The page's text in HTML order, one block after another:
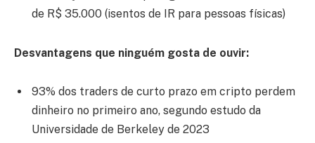
de R$ 35.000 (isentos de IR para pessoas físicas)
Desvantagens que ninguém gosta de ouvir:
93% dos traders de curto prazo em cripto perdem
dinheiro no primeiro ano, segundo estudo da
Universidade de Berkeley de 2023